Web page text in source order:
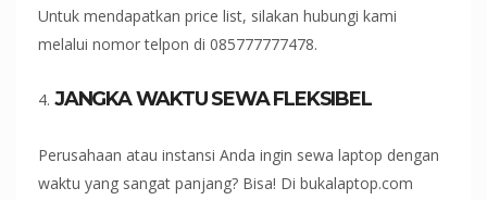
Untuk mendapatkan price list, silakan hubungi kami
melalui nomor telpon di 085777777478.
JANGKA WAKTU SEWA FLEKSIBEL
Perusahaan atau instansi Anda ingin sewa laptop dengan
waktu yang sangat panjang? Bisa! Di bukalaptop.com